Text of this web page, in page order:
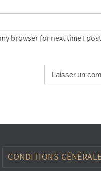
browser for next time I
CONDITIONS